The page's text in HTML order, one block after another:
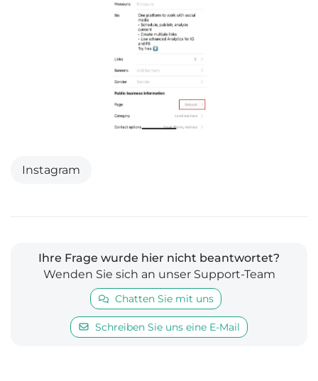
Instagram
Ihre Frage wurde hier nicht beantwortet?
Wenden Sie sich an unser Support-Team
Chatten Sie mit uns
Schreiben Sie uns eine E-Mail